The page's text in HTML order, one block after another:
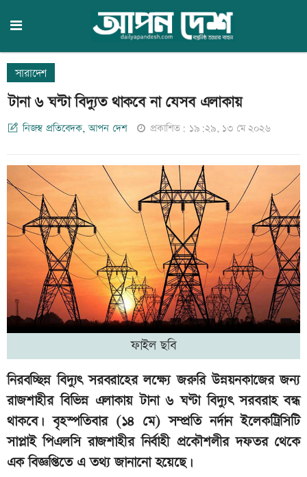
সারাদেশ
টানা ৬ ঘন্টা বিদ্যুত থাকবে না যেসব এলাকায়
নিজস্ব প্রতিবেদক, আপন দেশ প্রকাশিত: ১৯:২৯, ১৩ মে ২০২৬
ফাইল ছবি
নিরবচ্ছিন্ন বিদ্যুৎ সরবরাহের লক্ষ্যে জরুরি উন্নয়নকাজের জন্য
রাজশাহীর বিভিন্ন এলাকায় টানা ৬ ঘণ্টা বিদ্যুৎ সরবরাহ বন্ধ
থাকবে। বৃহস্পতিবার (১৪ মে) সম্প্রতি নর্দান ইলেকট্রিসিটি
সাপ্লাই পিএলসি রাজশাহীর নির্বাহী প্রকৌশলীর দফতর থেকে
এক বিজ্ঞপ্তিতে এ তথ্য জানানো হয়েছে।